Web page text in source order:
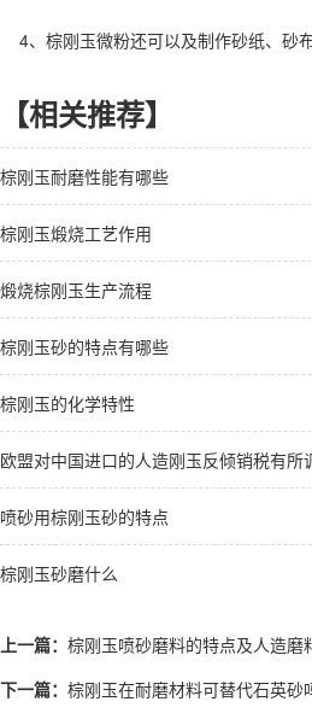
4、棕刚玉微粉还可以及制作砂纸、砂
【相关推荐】
棕刚玉耐磨性能有哪些
棕刚玉煅烧工艺作用
煅烧棕刚玉生产流程
棕刚玉砂的特点有哪些
棕刚玉的化学特性
欧盟对中国进口的人造刚玉反倾销税有所
喷砂用棕刚玉砂的特点
棕刚玉砂磨什么
上一篇： 棕刚玉喷砂磨料的特点及人造磨
下一篇： 棕刚玉在耐磨材料可替代石英砂